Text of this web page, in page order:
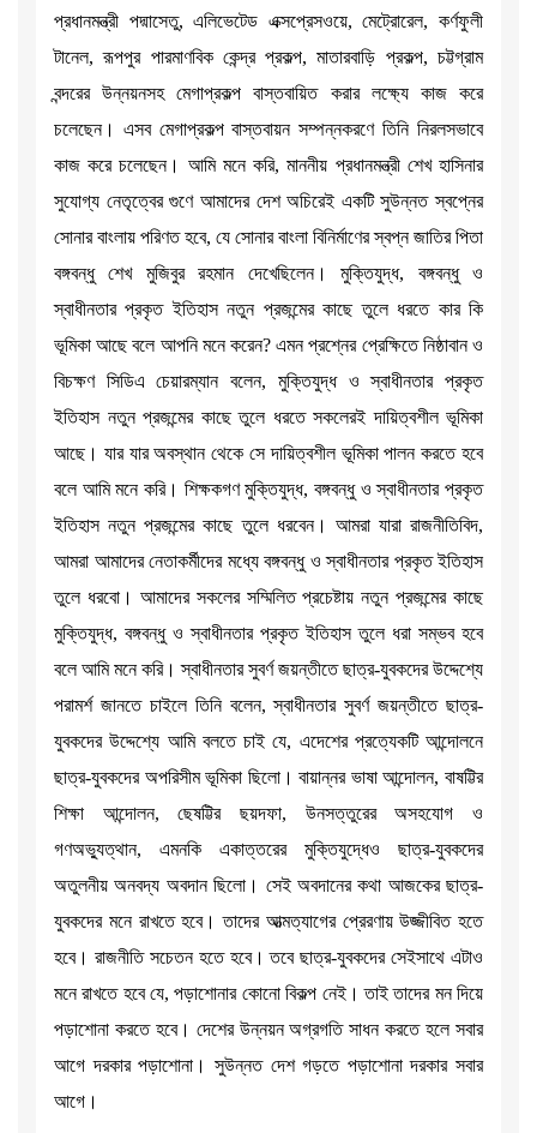
প্রধানমন্ত্রী পদ্মাসেতু, এলিভেটেড এক্সপ্রেসওয়ে, মেট্রোরেল, কর্ণফুলী
টানেল, রূপপুর পারমাণবিক কেন্দ্র প্রকল্প, মাতারবাড়ি প্রকল্প, চট্টগ্রাম
বন্দরের উন্নয়নসহ মেগাপ্রকল্প বাস্তবায়িত করার লক্ষ্যে কাজ করে
চলেছেন। এসব মেগাপ্রকল্প বাস্তবায়ন সম্পন্নকরণে তিনি নিরলসভাবে
কাজ করে চলেছেন। আমি মনে করি, মাননীয় প্রধানমন্ত্রী শেখ হাসিনার
সুযোগ্য নেতৃত্বের গুণে আমাদের দেশ অচিরেই একটি সুউন্নত স্বপ্নের
সোনার বাংলায় পরিণত হবে, যে সোনার বাংলা বিনির্মাণের স্বপ্ন জাতির পিতা
বঙ্গবন্ধু শেখ মুজিবুর রহমান দেখেছিলেন। মুক্তিযুদ্ধ, বঙ্গবন্ধু ও
স্বাধীনতার প্রকৃত ইতিহাস নতুন প্রজন্মের কাছে তুলে ধরতে কার কি
ভূমিকা আছে বলে আপনি মনে করেন? এমন প্রশ্নের প্রেক্ষিতে নিষ্ঠাবান ও
বিচক্ষণ সিডিএ চেয়ারম্যান বলেন, মুক্তিযুদ্ধ ও স্বাধীনতার প্রকৃত
ইতিহাস নতুন প্রজন্মের কাছে তুলে ধরতে সকলেরই দায়িত্বশীল ভূমিকা
আছে। যার যার অবস্থান থেকে সে দায়িত্বশীল ভূমিকা পালন করতে হবে
বলে আমি মনে করি। শিক্ষকগণ মুক্তিযুদ্ধ, বঙ্গবন্ধু ও স্বাধীনতার প্রকৃত
ইতিহাস নতুন প্রজন্মের কাছে তুলে ধরবেন। আমরা যারা রাজনীতিবিদ,
আমরা আমাদের নেতাকর্মীদের মধ্যে বঙ্গবন্ধু ও স্বাধীনতার প্রকৃত ইতিহাস
তুলে ধরবো। আমাদের সকলের সম্মিলিত প্রচেষ্টায় নতুন প্রজন্মের কাছে
মুক্তিযুদ্ধ, বঙ্গবন্ধু ও স্বাধীনতার প্রকৃত ইতিহাস তুলে ধরা সম্ভব হবে
বলে আমি মনে করি। স্বাধীনতার সুবর্ণ জয়ন্তীতে ছাত্র-যুবকদের উদ্দেশ্যে
পরামর্শ জানতে চাইলে তিনি বলেন, স্বাধীনতার সুবর্ণ জয়ন্তীতে ছাত্র-
যুবকদের উদ্দেশ্যে আমি বলতে চাই যে, এদেশের প্রত্যেকটি আন্দোলনে
ছাত্র-যুবকদের অপরিসীম ভূমিকা ছিলো। বায়ান্নর ভাষা আন্দোলন, বাষট্টির
শিক্ষা আন্দোলন, ছেষট্টির ছয়দফা, উনসত্তুরের অসহযোগ ও
গণঅভ্যুত্থান, এমনকি একাত্তরের মুক্তিযুদ্ধেও ছাত্র-যুবকদের
অতুলনীয় অনবদ্য অবদান ছিলো। সেই অবদানের কথা আজকের ছাত্র-
যুবকদের মনে রাখতে হবে। তাদের আত্মত্যাগের প্রেরণায় উজ্জীবিত হতে
হবে। রাজনীতি সচেতন হতে হবে। তবে ছাত্র-যুবকদের সেইসাথে এটাও
মনে রাখতে হবে যে, পড়াশোনার কোনো বিকল্প নেই। তাই তাদের মন দিয়ে
পড়াশোনা করতে হবে। দেশের উন্নয়ন অগ্রগতি সাধন করতে হলে সবার
আগে দরকার পড়াশোনা। সুউন্নত দেশ গড়তে পড়াশোনা দরকার সবার
আগে।